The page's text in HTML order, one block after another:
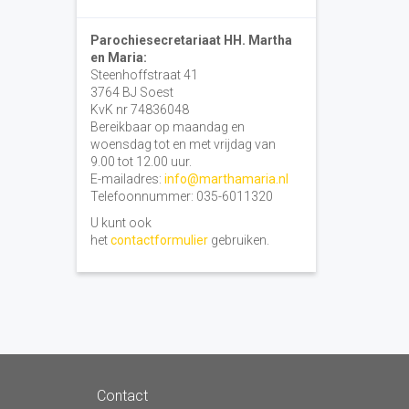
Parochiesecretariaat HH. Martha
en Maria:
Steenhoffstraat 41
3764 BJ Soest
KvK nr 74836048
Bereikbaar op maandag en
woensdag tot en met vrijdag van
9.00 tot 12.00 uur.
E-mailadres: info@marthamaria.nl
Telefoonnummer: 035-6011320
U kunt ook
hetcontactformuliergebruiken.
Contact